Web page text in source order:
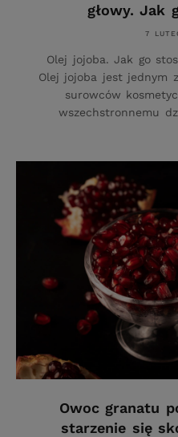
głowy. Jak
7
Olej jojoba. Jak go
Olej jojoba jest jednym
surowców
wszechstronnemu
Owoc granatu
starzenie się